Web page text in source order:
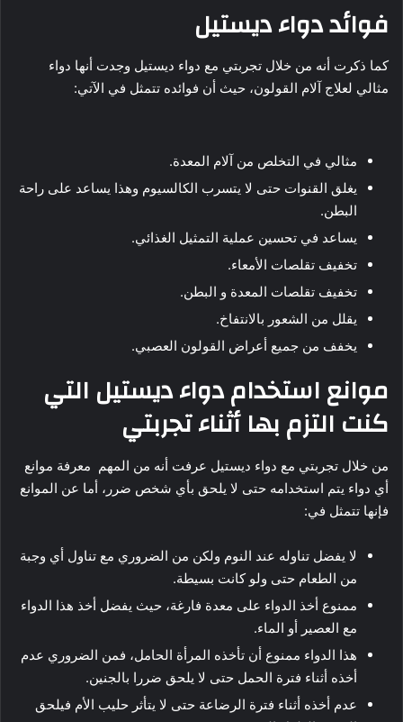
فوائد دواء ديستيل
كما ذكرت أنه من خلال تجربتي مع دواء ديستيل وجدت أنها دواء
مثالي لعلاج آلام القولون، حيث أن فوائده تتمثل في الآتي:
مثالي في التخلص من آلام المعدة.
يغلق القنوات حتى لا يتسرب الكالسيوم وهذا يساعد على راحة
البطن.
يساعد في تحسين عملية التمثيل الغذائي.
تخفيف تقلصات الأمعاء.
تخفيف تقلصات المعدة و البطن.
يقلل من الشعور بالانتفاخ.
يخفف من جميع أعراض القولون العصبي.
موانع استخدام دواء ديستيل التي
كنت التزم بها أثناء تجربتي
من خلال تجربتي مع دواء ديستيل عرفت أنه من المهم معرفة موانع
أي دواء يتم استخدامه حتى لا يلحق بأي شخص ضرر، أما عن الموانع
فإنها تتمثل في:
لا يفضل تناوله عند النوم ولكن من الضروري مع تناول أي وجبة
من الطعام حتى ولو كانت بسيطة.
ممنوع أخذ الدواء على معدة فارغة، حيث يفضل أخذ هذا الدواء
مع العصير أو الماء.
هذا الدواء ممنوع أن تأخذه المرأة الحامل، فمن الضروري عدم
أخذه أثناء فترة الحمل حتى لا يلحق ضررا بالجنين.
عدم أخذه أثناء فترة الرضاعة حتى لا يتأثر حليب الأم فيلحق